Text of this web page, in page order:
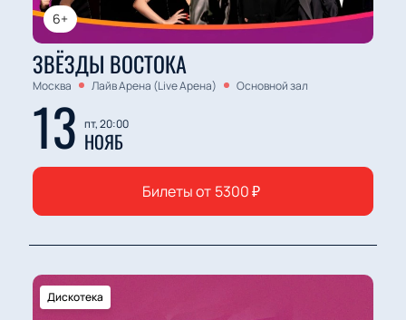
6+
ЗВЁЗДЫ ВОСТОКА
Москва Лайв Арена (Live Арена) Основной зал
13 пт, 20:00
НОЯБ
Билеты от 5300₽
Дискотека